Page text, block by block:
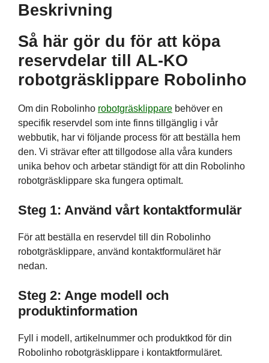
Beskrivning
Så här gör du för att köpa
reservdelar till AL-KO
robotgräsklippare Robolinho
Om din Robolinho robotgräsklippare behöver en
specifik reservdel som inte finns tillgänglig i vår
webbutik, har vi följande process för att beställa hem
den. Vi strävar efter att tillgodose alla våra kunders
unika behov och arbetar ständigt för att din Robolinho
robotgräsklippare ska fungera optimalt.
Steg 1: Använd vårt kontaktformulär
För att beställa en reservdel till din Robolinho
robotgräsklippare, använd kontaktformuläret här
nedan.
Steg 2: Ange modell och
produktinformation
Fyll i modell, artikelnummer och produktkod för din
Robolinho robotgräsklippare i kontaktformuläret.